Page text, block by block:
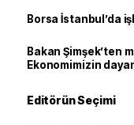
Borsa İstanbul’da
Bakan Şimşek’ten
Ekonomimizin
Editörün Seçimi